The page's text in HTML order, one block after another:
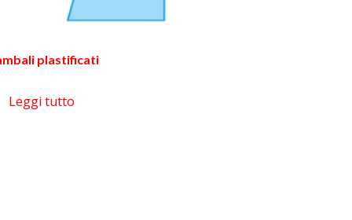
plastificati
Leggi tutto